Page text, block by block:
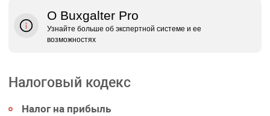
О Buxgalter Pro
Узнайте больше об экспертной системе и ее
возможностях
Налоговый кодекс
Налог на прибыль